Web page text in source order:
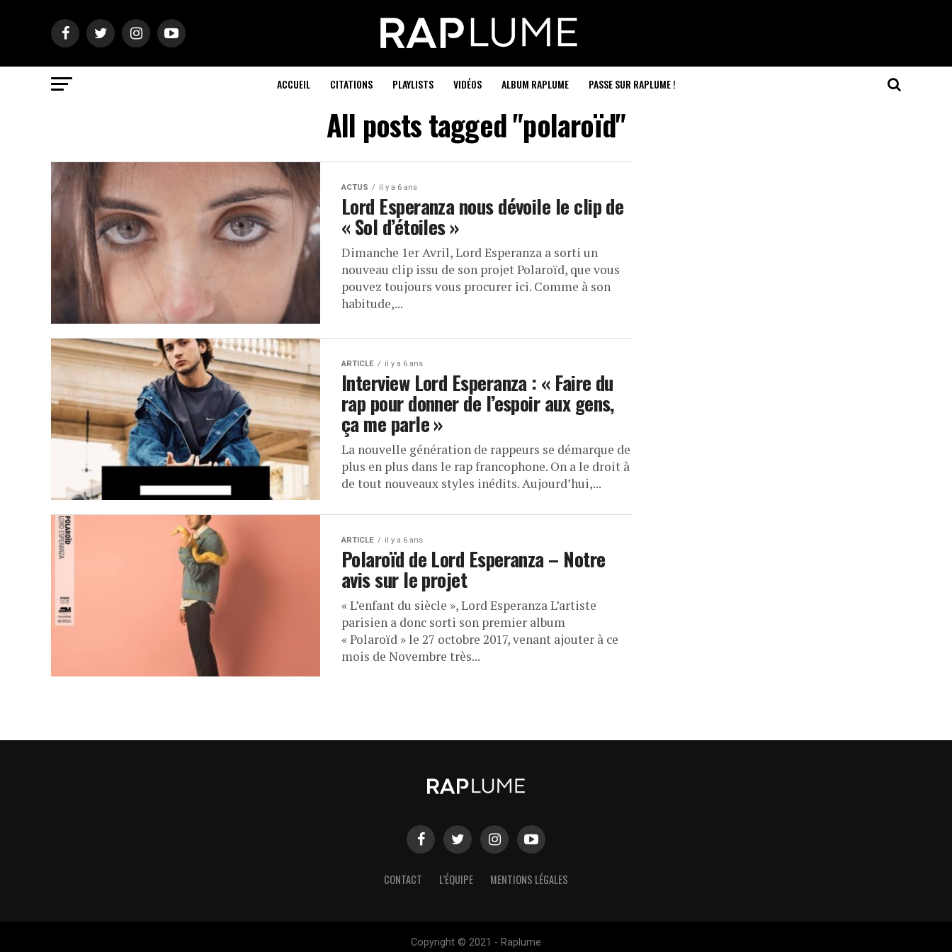
ACCUEIL CITATIONS PLAYLISTS VIDÉOS ALBUM RAPLUME PASSE SUR RAPLUME !
All posts tagged "polaroïd"
ACTUS il y a 6 ans
Lord Esperanza nous dévoile le clip de
« Sol d’étoiles »
Dimanche 1er Avril, Lord Esperanza a sorti un
nouveau clip issu de son projet Polaroïd, que vous
pouvez toujours vous procurer ici. Comme à son
habitude,...
ARTICLE il y a 6 ans
Interview Lord Esperanza : « Faire du
rap pour donner de l’espoir aux gens,
ça me parle »
La nouvelle génération de rappeurs se démarque de
plus en plus dans le rap francophone. On a le droit à
de tout nouveaux styles inédits. Aujourd’hui,...
ARTICLE il y a 6 ans
Polaroïd de Lord Esperanza – Notre
avis sur le projet
« L’enfant du siècle », Lord Esperanza L’artiste
parisien a donc sorti son premier album
« Polaroïd » le 27 octobre 2017, venant ajouter à ce
mois de Novembre très...
CONTACT L’ÉQUIPE MENTIONS LÉGALES
Copyright © 2021 - Raplume